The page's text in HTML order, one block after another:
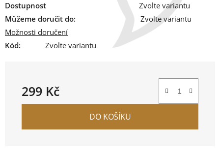
Dostupnost
Zvolte variantu
Můžeme doručit do:
Zvolte variantu
Možnosti doručení
Kód:
Zvolte variantu
299 Kč
Měrná cena:
DO KOŠÍKU